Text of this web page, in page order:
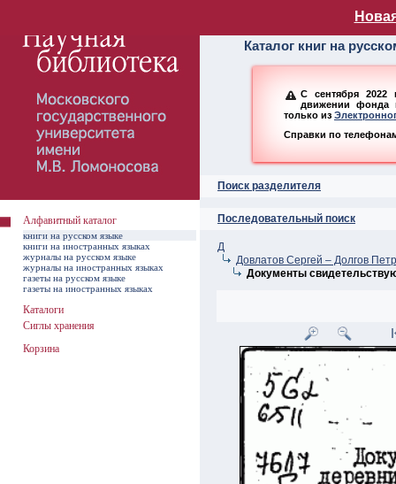
Алфавитный
Каталог книг на
С сентября 2022
движении фонда
только из
Справки по
Поиск разделителя
Последовательный поиск
Д
Довлатов Сергей – Долгов
Документы
Алфавитный каталог
книги на русском языке
книги на иностранных языках
журналы на русском языке
журналы на иностранных языках
газеты на русском языке
газеты на иностранных языках
Каталоги
Сиглы хранения
Корзина